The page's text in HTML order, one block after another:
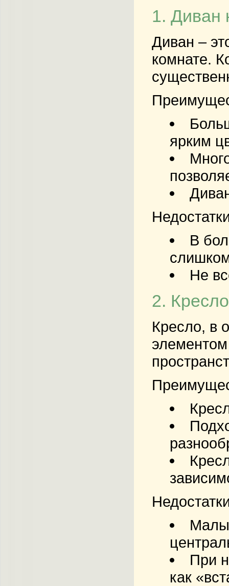
1. Диван
Диван –
комнате.
ярким
В
Не
2.
Кресло, в
При
как